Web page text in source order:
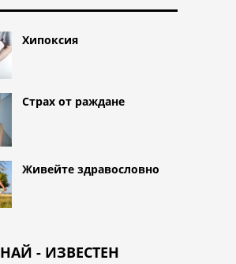
Хипоксия
Страх от раждане
Живейте здравословно
НАЙ - ИЗВЕСТЕН